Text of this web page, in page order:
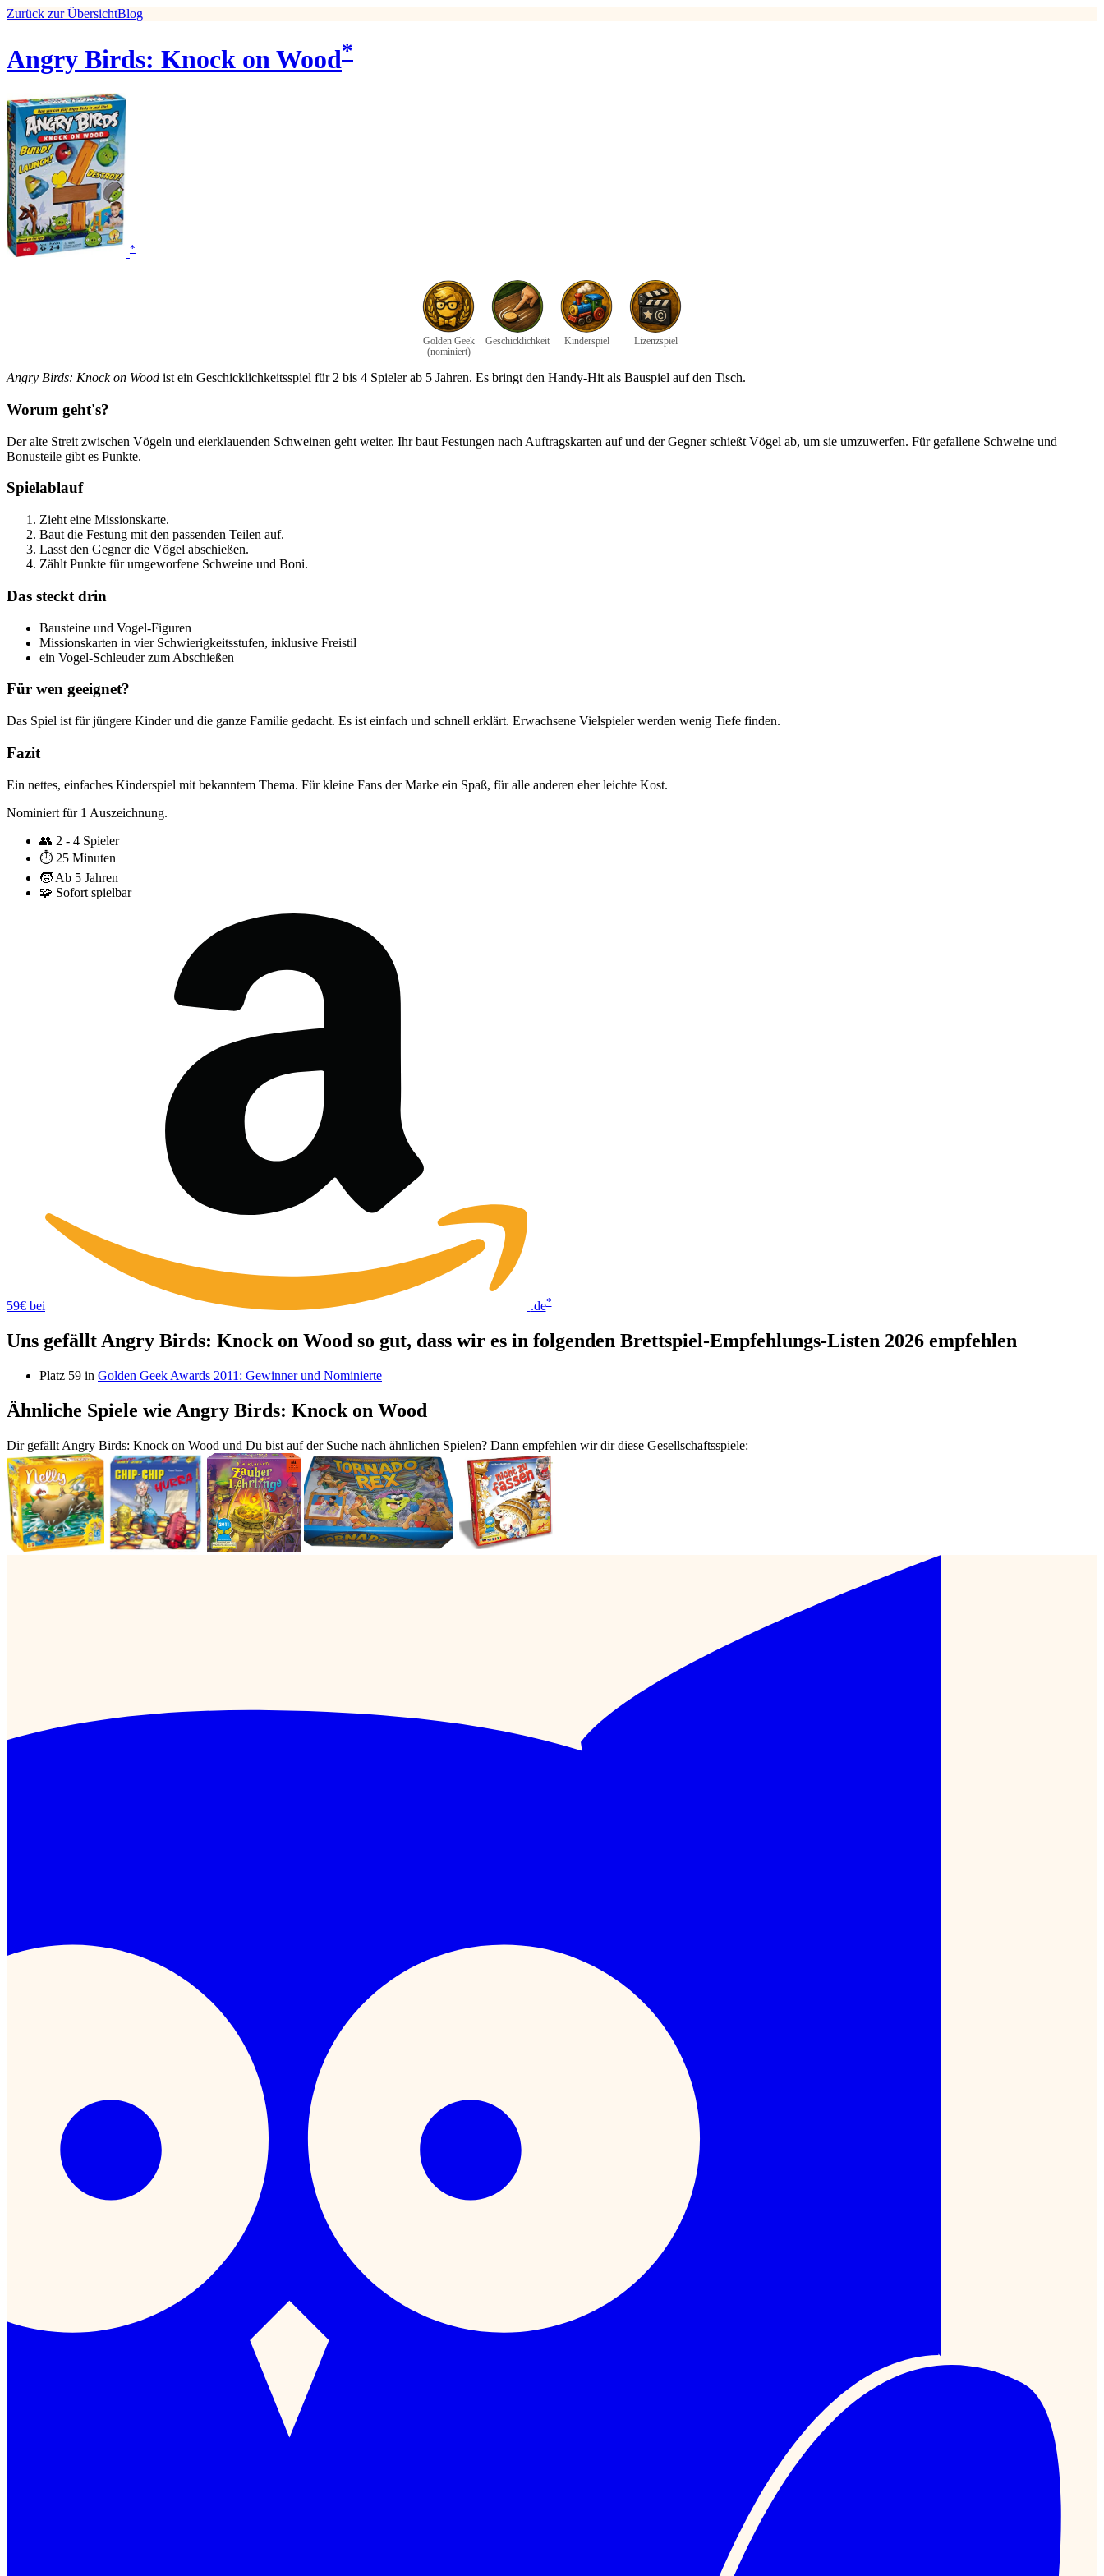
Zurück zur ÜbersichtBlog
Angry Birds: Knock on Wood*
*
Golden Geek
(nominiert)
Geschicklichkeit Kinderspiel Lizenzspiel
Angry Birds: Knock on Wood ist ein Geschicklichkeitsspiel für 2 bis 4 Spieler ab 5 Jahren. Es bringt den Handy-Hit als Bauspiel auf den Tisch.
Worum geht's?
Der alte Streit zwischen Vögeln und eierklauenden Schweinen geht weiter. Ihr baut Festungen nach Auftragskarten auf und der Gegner schießt Vögel ab, um sie umzuwerfen. Für gefallene Schweine und
Bonusteile gibt es Punkte.
Spielablauf
Zieht eine Missionskarte.
Baut die Festung mit den passenden Teilen auf.
Lasst den Gegner die Vögel abschießen.
Zählt Punkte für umgeworfene Schweine und Boni.
Das steckt drin
Bausteine und Vogel-Figuren
Missionskarten in vier Schwierigkeitsstufen, inklusive Freistil
ein Vogel-Schleuder zum Abschießen
Für wen geeignet?
Das Spiel ist für jüngere Kinder und die ganze Familie gedacht. Es ist einfach und schnell erklärt. Erwachsene Vielspieler werden wenig Tiefe finden.
Fazit
Ein nettes, einfaches Kinderspiel mit bekanntem Thema. Für kleine Fans der Marke ein Spaß, für alle anderen eher leichte Kost.
Nominiert für 1 Auszeichnung.
👥 2 - 4 Spieler
⏱️ 25 Minuten
🧒 Ab 5 Jahren
🧩 Sofort spielbar
59€ bei .de*
Uns gefällt Angry Birds: Knock on Wood so gut, dass wir es in folgenden Brettspiel-Empfehlungs-Listen 2026 empfehlen
Platz 59 in Golden Geek Awards 2011: Gewinner und Nominierte
Ähnliche Spiele wie Angry Birds: Knock on Wood
Dir gefällt Angry Birds: Knock on Wood und Du bist auf der Suche nach ähnlichen Spielen? Dann empfehlen wir dir diese Gesellschaftsspiele: